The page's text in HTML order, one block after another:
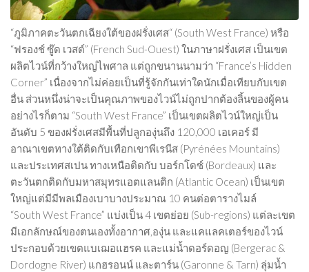
“ภูมิภาคตะวันตกเฉียงใต้ของฝรั่งเศส“ (South West France) หรือ
“ฟรองช์ ซู๊ด เวสต์” (French Sud-Ouest) ในภาษาฝรั่งเศส เป็นเขต
ผลิตไวน์ที่กว้างใหญ่ไพศาล แต่ถูกขนานนามว่า “France’s Hidden
Corner” เนื่องจากไม่ค่อยเป็นที่รู้จักกันเท่าใดนักเมื่อเทียบกับเขต
อื่น ส่วนหนึ่งน่าจะเป็นคุณภาพของไวน์ไม่ถูกปากต้องลิ้นของผู้คน
อย่างไรก็ตาม “South West France” เป็นเขตผลิตไวน์ใหญ่เป็น
อันดับ 5 ของฝรั่งเศสมีพื้นที่ปลูกองุ่นถึง 120,000 เอเคอร์ มี
อาณาเขตทางใต้ติดกับเทือกเขาพีเรนีส (Pyrénées Mountains)
และประเทศสเปน ทางเหนือติดกับ บอร์กโดซ์ (Bordeaux) และ
ตะวันตกติดกับมหาสมุทรแอตแลนติก (Atlantic Ocean) เป็นเขต
ใหญ่แต่มีมีพลเมืองเบาบางประมาณ 10 คนต่อตารางไมล์
“South West France” แบ่งเป็น 4 เขตย่อย (Sub-regions) แต่ละเขต
มีเอกลักษณ์ของตนเองทั้งอากาศ,องุ่น และแคแลคเตอร์ของไวน์
ประกอบด้วยเขตแบเฌอแฮรค และแม่น้ำดอร์ดอญ (Bergerac &
Dordogne River) แกฮรอนน์ และตาร์น (Garonne & Tarn) ลุ่มน้ำ